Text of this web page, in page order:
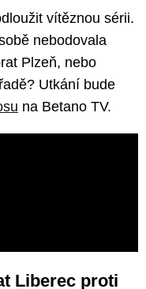
vítěznou sérii.
nebodovala
Plzeň, nebo
Utkání bude
na Betano TV.
Liberec proti